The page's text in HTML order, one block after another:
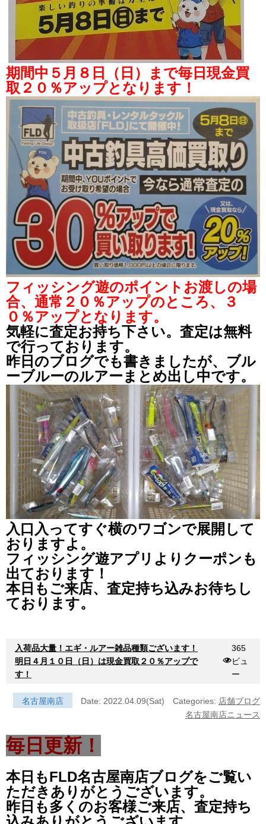
期間中５月８日（日）まで毎日現金買
取２０％アップとなります！
フィッシング遊のポイントお渡しの場
合、通常２０％アップのところ、３
０％アップとなります。
気軽に査定お持ち下さい。査定は無料
で行っております。
昨日のブログでも書きましたが、ブル
ーブルーのルアーまとめ出し中です。
入口入ってすぐ横のワゴンで展開して
おりますよ。
フィッシング遊アプリよりクーポンも
出ております！
本日もご来店、査定持ち込みお待ちし
ております。
入荷品大量！エギ・ルアー雑品種類ございます！
明日４月１０日（日）は現金買取２０％アップで
す！
365
ビュ
ー
名古屋南店 Date: 2022.04.09(Sat) Categories: 店舗ブログ
名古屋南店ニュース
毎日更新！
本日もFLD名古屋南店ブログをご覧い
ただきありがとうございます。
昨日も多くのお客様ご来店、査定持ち